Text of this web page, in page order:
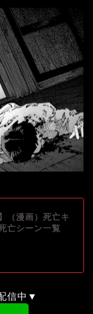
（漫画）死亡キ
亡シーン一覧
信中▼